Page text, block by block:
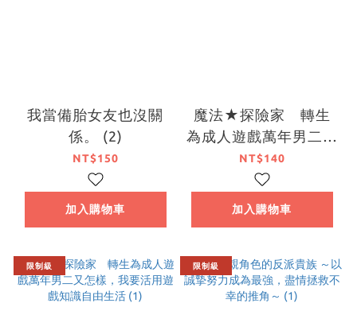
我當備胎女友也沒關
係。 (2)
NT$150
加入購物車
魔法★探險家 轉生
為成人遊戲萬年男二又
怎樣，我要活用遊戲知
識自由生活 (2)
NT$140
加入購物車
限制級 限制級